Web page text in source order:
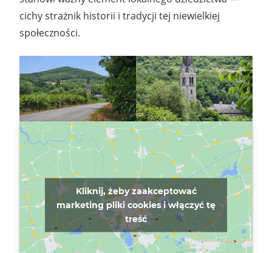
cichy strażnik historii i tradycji tej niewielkiej
społeczności.
Kliknij, żeby zaakceptować
marketing pliki cookies i włączyć tę
treść